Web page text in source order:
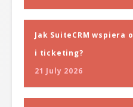
Jak SuiteCRM wspiera
i ticketing?
21 July 2026